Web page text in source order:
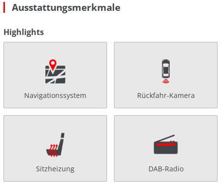
Ausstattungsmerkmale
Highlights
Navigationssystem Rückfahr-Kamera
Sitzheizung DAB-Radio